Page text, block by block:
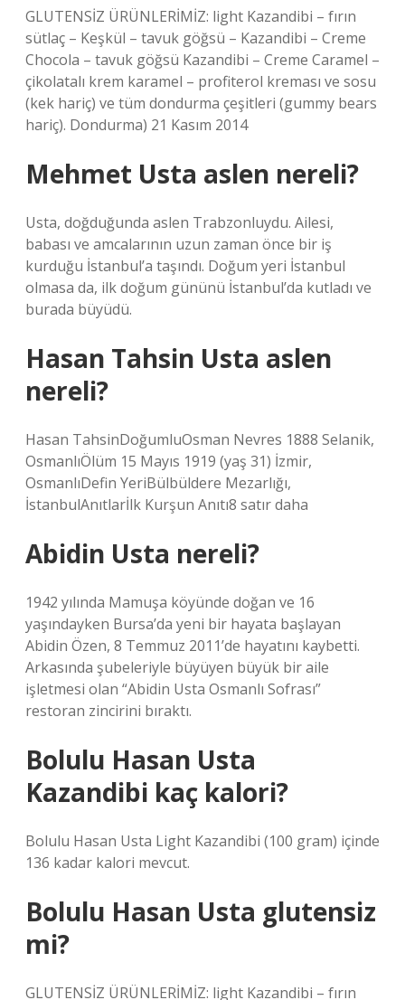
GLUTENSİZ ÜRÜNLERİMİZ: light Kazandibi – fırın
sütlaç – Keşkül – tavuk göğsü – Kazandibi – Creme
Chocola – tavuk göğsü Kazandibi – Creme Caramel –
çikolatalı krem ​​karamel – profiterol kreması ve sosu
(kek hariç) ve tüm dondurma çeşitleri (gummy bears
hariç). Dondurma) 21 Kasım 2014
Mehmet Usta aslen nereli?
Usta, doğduğunda aslen Trabzonluydu. Ailesi,
babası ve amcalarının uzun zaman önce bir iş
kurduğu İstanbul’a taşındı. Doğum yeri İstanbul
olmasa da, ilk doğum gününü İstanbul’da kutladı ve
burada büyüdü.
Hasan Tahsin Usta aslen
nereli?
Hasan TahsinDoğumluOsman Nevres 1888 Selanik,
OsmanlıÖlüm 15 Mayıs 1919 (yaş 31) İzmir,
OsmanlıDefin YeriBülbüldere Mezarlığı,
İstanbulAnıtlarİlk Kurşun Anıtı8 satır daha
Abidin Usta nereli?
1942 yılında Mamuşa köyünde doğan ve 16
yaşındayken Bursa’da yeni bir hayata başlayan
Abidin Özen, 8 Temmuz 2011’de hayatını kaybetti.
Arkasında şubeleriyle büyüyen büyük bir aile
işletmesi olan “Abidin Usta Osmanlı Sofrası”
restoran zincirini bıraktı.
Bolulu Hasan Usta
Kazandibi kaç kalori?
Bolulu Hasan Usta Light Kazandibi (100 gram) içinde
136 kadar kalori mevcut.
Bolulu Hasan Usta glutensiz
mi?
GLUTENSİZ ÜRÜNLERİMİZ: light Kazandibi – fırın